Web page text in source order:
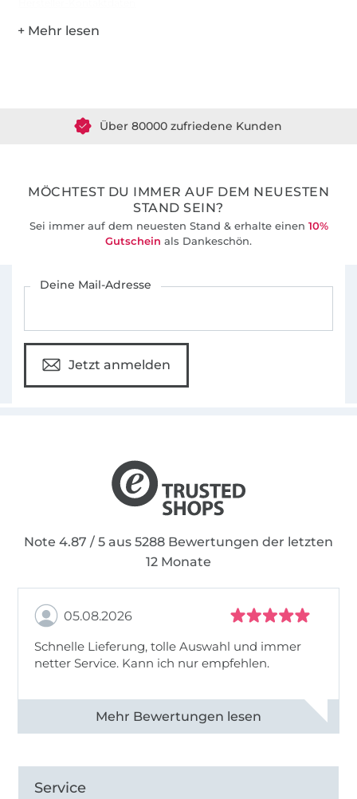
Über 80000 zufriedene Kunden
MÖCHTEST DU IMMER AUF DEM NEUESTEN
STAND SEIN?
Sei immer auf dem neuesten Stand & erhalte einen 10%
Gutschein als Dankeschön.
Deine Mail-Adresse
Jetzt anmelden
Note 4.87 / 5 aus 5288 Bewertungen der letzten
12 Monate
05.08.2026
Schnelle Lieferung, tolle Auswahl und immer
netter Service. Kann ich nur empfehlen.
Alle 82930 Bewertungen ansehen
Service